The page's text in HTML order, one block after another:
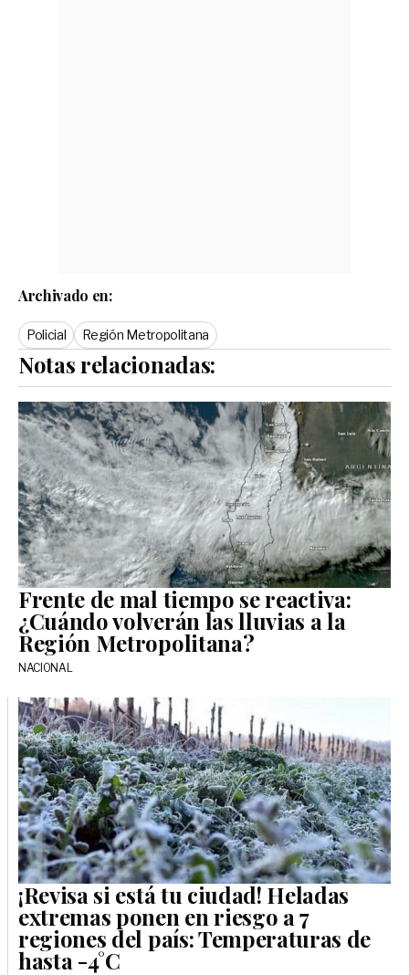
Archivado en:
Policial Región Metropolitana
Notas relacionadas:
Frente de mal tiempo se reactiva:
¿Cuándo volverán las lluvias a la
Región Metropolitana?
NACIONAL
¡Revisa si está tu ciudad! Heladas
extremas ponen en riesgo a 7
regiones del país: Temperaturas de
hasta -4°C